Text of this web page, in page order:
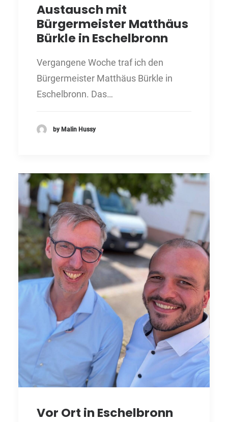
Austausch mit
Bürgermeister Matthäus
Bürkle in Eschelbronn
Vergangene Woche traf ich den
Bürgermeister Matthäus Bürkle in
Eschelbronn. Das…
by Malin Hussy
Vor Ort in Eschelbronn